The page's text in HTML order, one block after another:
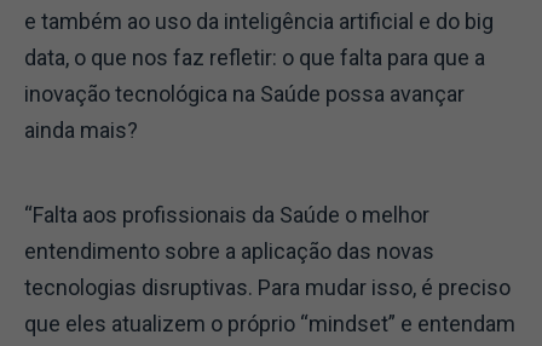
e também ao uso da inteligência artificial e do big
data, o que nos faz refletir: o que falta para que a
inovação tecnológica na Saúde possa avançar
ainda mais?
“Falta aos profissionais da Saúde o melhor
entendimento sobre a aplicação das novas
tecnologias disruptivas. Para mudar isso, é preciso
que eles atualizem o próprio “mindset” e entendam